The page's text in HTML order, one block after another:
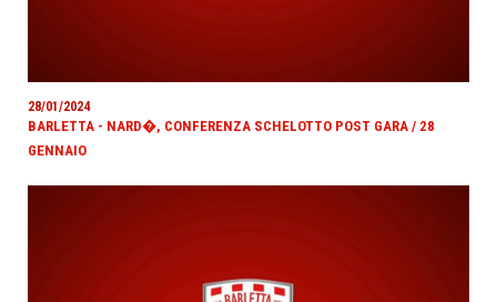
28/01/2024
BARLETTA - NARD�, CONFERENZA SCHELOTTO POST GARA / 28
GENNAIO